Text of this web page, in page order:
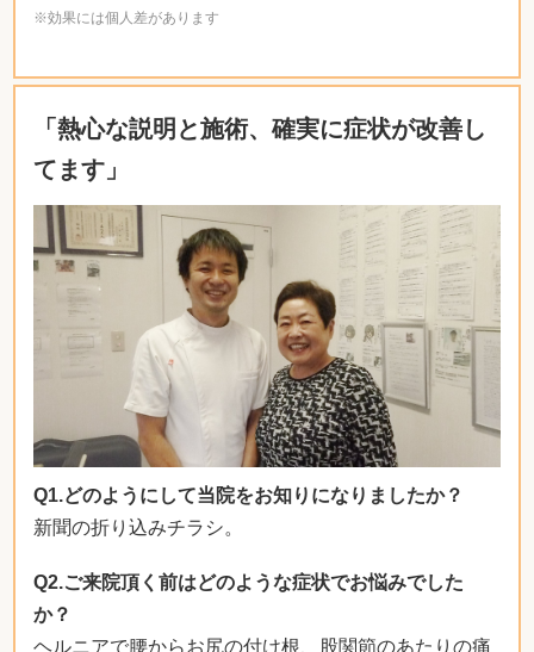
※効果には個人差があります
「熱心な説明と施術、確実に症状が改善し
てます」
Q1.どのようにして当院をお知りになりましたか？
新聞の折り込みチラシ。
Q2.ご来院頂く前はどのような症状でお悩みでした
か？
ヘルニアで腰からお尻の付け根、股関節のあたりの痛